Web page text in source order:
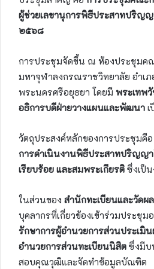
ผู้ช่วยเลขานุการพิธีประสาทปริญ
๒๕๖๘
การประชุมจัดขึ้น ณ ห้องประชุมค
มหาจุฬาลงกรณราชวิทยาลัย อำเภ
พระนครศรีอยุธยา โดยมี พระเทพ
อธิการบดีฝ่ายวางแผนและพัฒนา
วัตถุประสงค์หลักของการประชุมคือ
การดำเนินงานพิธีประสาทปริญญา
เรียบร้อย และสมพระเกียรติ ซึ่งเป็
ในส่วนของ สำนักทะเบียนและวัดผล
บุคลากรที่เกี่ยวข้องเข้าร่วมประชุม
รักษาการผู้อำนวยการส่วนประเมิ
อำนวยการส่วนทะเบียนนิสิต ซึ่งมีบ
สอบคุณวุฒิและจัดทำข้อมูลบัณฑิต